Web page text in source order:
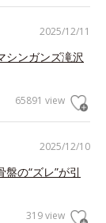
2025/12/11
シンガンズ滝沢
65891 view
2025/12/10
の“ズレ”が引
319 view